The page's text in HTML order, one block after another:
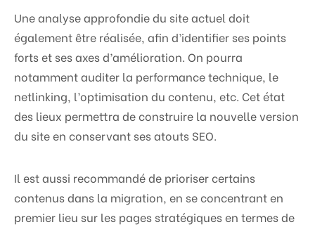
Une analyse approfondie du site actuel doit
également être réalisée, afin d’identifier ses points
forts et ses axes d’amélioration. On pourra
notamment auditer la performance technique, le
netlinking, l’optimisation du contenu, etc. Cet état
des lieux permettra de construire la nouvelle version
du site en conservant ses atouts SEO.
Il est aussi recommandé de prioriser certains
contenus dans la migration, en se concentrant en
premier lieu sur les pages stratégiques en termes de